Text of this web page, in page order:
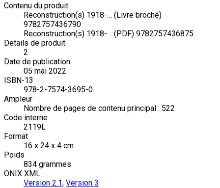
Contenu du produit
Reconstruction(s) 1918-… (Livre broché)
9782757436790
Reconstruction(s) 1918-… (PDF) 9782757436875
Details de produit
2
Date de publication
05 mai 2022
ISBN-13
978-2-7574-3695-0
Ampleur
Nombre de pages de contenu principal : 522
Code interne
2119L
Format
16 x 24 x 4 cm
Poids
834 grammes
ONIX XML
Version 2.1, Version 3